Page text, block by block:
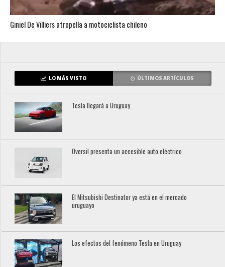
Giniel De Villiers atropella a motociclista chileno
LO MÁS VISTO ÚLTIMOS ARTÍCULOS
Tesla llegará a Uruguay
Oversil presenta un accesible auto eléctrico
El Mitsubishi Destinator ya está en el mercado
uruguayo
Los efectos del fenómeno Tesla en Uruguay